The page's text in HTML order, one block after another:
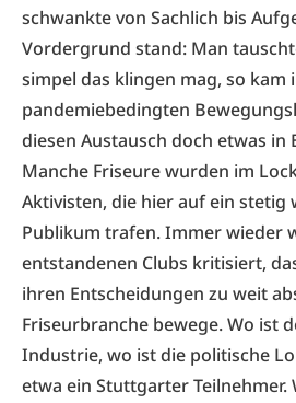
schwankte von Sachlich bis
Vordergrund stand: Man
simpel das klingen mag, so kam
pandemiebedingten
diesen Austausch doch etwas in
Manche Friseure wurden im
Aktivisten, die hier auf ein stetig
Publikum trafen. Immer wieder
entstandenen Clubs kritisiert,
ihren Entscheidungen zu weit
Friseurbranche bewege. Wo ist
Industrie, wo ist die politische
etwa ein Stuttgarter Teilnehmer.